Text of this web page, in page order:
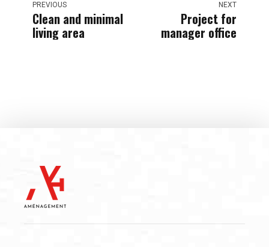
PREVIOUS
Clean and minimal
living area
NEXT
Project for
manager office